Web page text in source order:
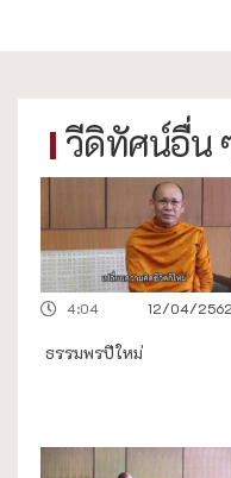
วีดิทัศน์อื่น
12/04/2562
4:04
ธรรมพรปีใหม่